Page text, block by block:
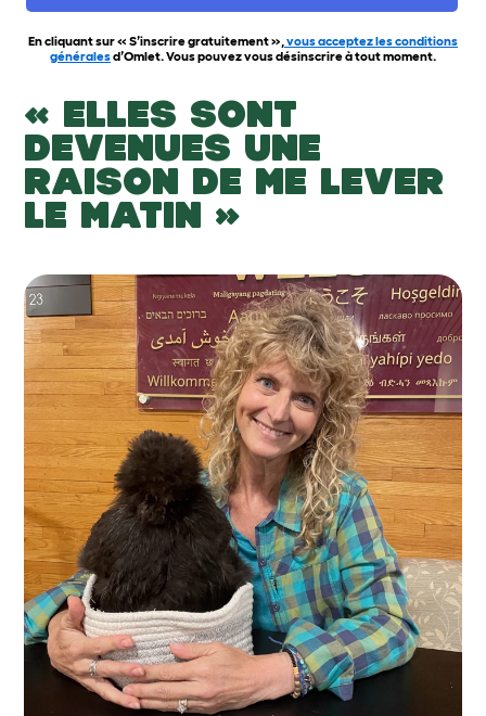
En cliquant sur « S’inscrire gratuitement », vous acceptez les conditions
généralesd’Omlet. Vous pouvez vous désinscrire à tout moment.
« ELLES SONT
DEVENUES UNE
RAISON DE ME LEVER
LE MATIN »